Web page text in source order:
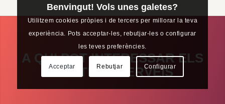
A QUI POT INTERESSAR ELS
NOSTRES SERVEIS
Benvingut! Vols unes galetes?
Utilitzem cookies pròpies i de tercers per millorar la teva
experiència. Pots acceptar-les, rebutjar-les o configurar
les teves preferències.
Acceptar Rebutjar Configurar